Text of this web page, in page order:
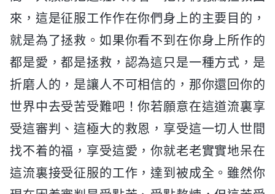
來，這是征服工作作在你們身上的主要目的，
就是為了拯救。如果你看不到在你身上所作的
都是愛，都是拯救，認為這只是一種方式，是
折磨人的，是讓人不可相信的，那你還回你的
世界中去受苦受難吧！你若願意在這道流裏享
受這審判、這極大的救恩，享受這一切人世間
找不着的福，享受這愛，你就老老實實地呆在
這流裏接受征服的工作，達到被成全。雖然你